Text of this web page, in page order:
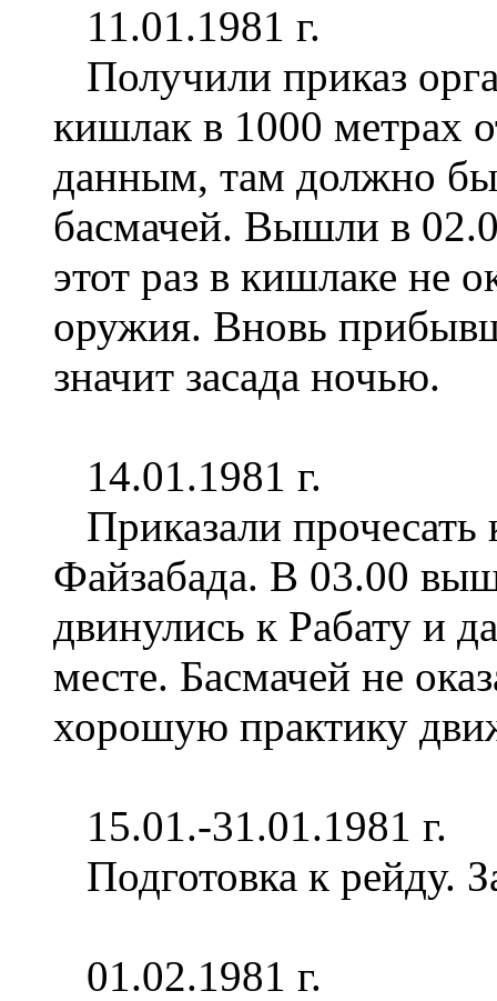
11.01.1981 г.
Получили приказ
кишлак в 1000 метрах
данным, там должно
басмачей. Вышли в
этот раз в кишлаке не
оружия. Вновь
значит засада ночью.
14.01.1981 г.
Приказали прочесать
Файзабада. В 03.00
двинулись к Рабату и
месте. Басмачей не
хорошую практику
15.01.-31.01.1981 г.
Подготовка к рейду.
01.02.1981 г.